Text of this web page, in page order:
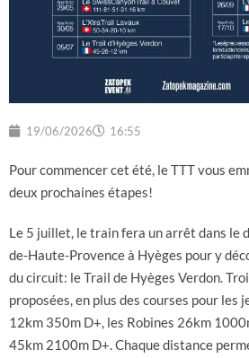
19/06/2026 16:55
Pour commencer cet été, le TTT vous
deux prochaines étapes!
Le 5 juillet, le train fera un arrêt dans le
de-Haute-Provence à Hyèges pour y
du circuit: le Trail de Hyèges Verdon.
proposées, en plus des courses pour les
12km 350m D+, les Robines 26km
45km 2100m D+. Chaque distance